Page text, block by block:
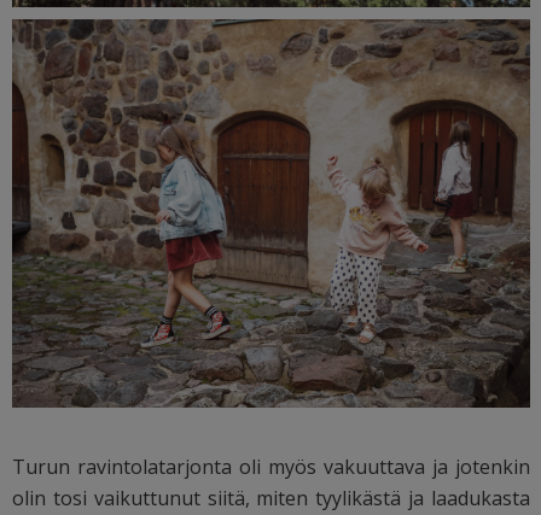
Turun ravintolatarjonta oli myös vakuuttava ja jotenkin
olin tosi vaikuttunut siitä, miten tyylikästä ja laadukasta